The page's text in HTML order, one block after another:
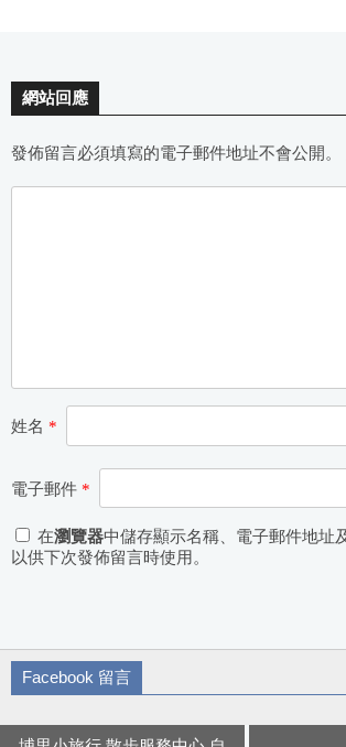
網站回應
發佈留言必須填寫的電子郵件地址不會公開。
姓名 *
電子郵件 *
在瀏覽器中儲存顯示名稱、電子郵件地址
以供下次發佈留言時使用。
Facebook 留言